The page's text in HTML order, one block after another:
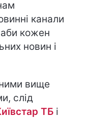
канали
кожен
новин і
вище
слід
ТБ і